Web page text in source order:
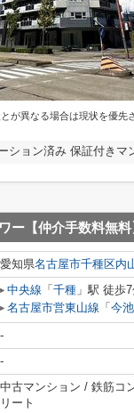
が異なる場合は現状を優先
ション済み 保証付きマ
ー【仲介手数料無料
愛知県名古屋市千種区内
中央線 「 千種 」駅 徒歩
名古屋市営東山線 「 今池
-
-
中古マンション / 鉄筋コ
リート